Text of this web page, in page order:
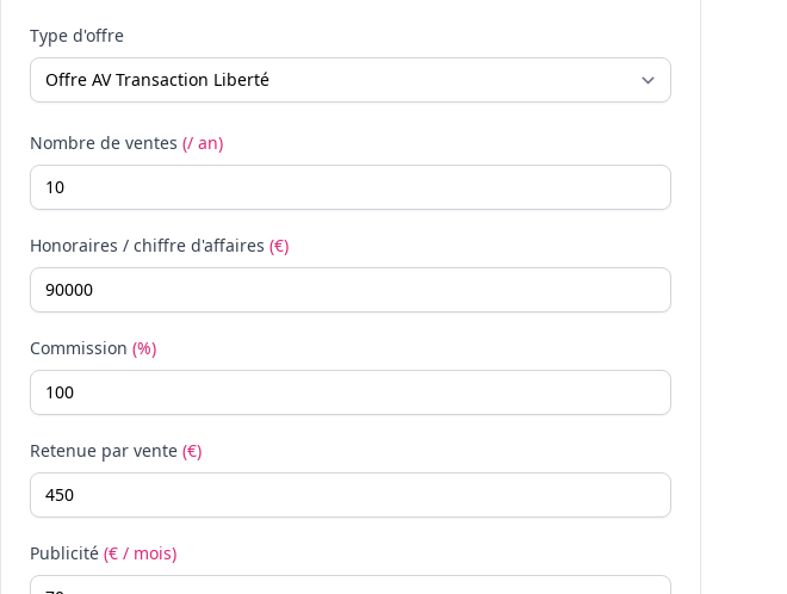
Type d'offre
Nombre de ventes (/ an)
Honoraires / chiffre d'affaires (€)
Commission (%)
Retenue par vente (€)
Publicité (€ / mois)